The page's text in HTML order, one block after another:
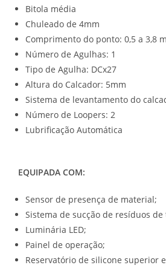
Bitola média
Chuleado de 4mm
Comprimento do ponto: 0,5 a 3,8
Número de Agulhas: 1
Tipo de Agulha: DCx27
Altura do Calcador: 5mm
Sistema de levantamento do
Número de Loopers: 2
Lubrificação Automática
EQUIPADA COM:
Sensor de presença de material;
Sistema de sucção de resíduos
Luminária LED;
Painel de operação;
Reservatório de silicone superior